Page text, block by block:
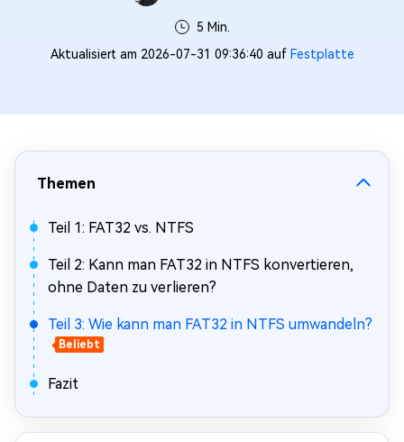
5 Min.
Aktualisiert am 2026-07-31 09:36:40 auf Festplatte
Themen
Teil 1: FAT32 vs. NTFS
Teil 2: Kann man FAT32 in NTFS konvertieren,
ohne Daten zu verlieren?
Teil 3: Wie kann man FAT32 in NTFS umwandeln?
Beliebt
Fazit